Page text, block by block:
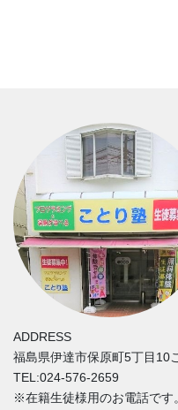
ADDRESS
福島県伊達市保原町5丁目10
TEL:024-576-2659
※在籍生徒様用のお電話です。